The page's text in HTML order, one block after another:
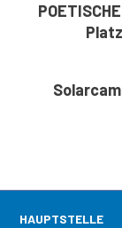
HAUPTSTELLE